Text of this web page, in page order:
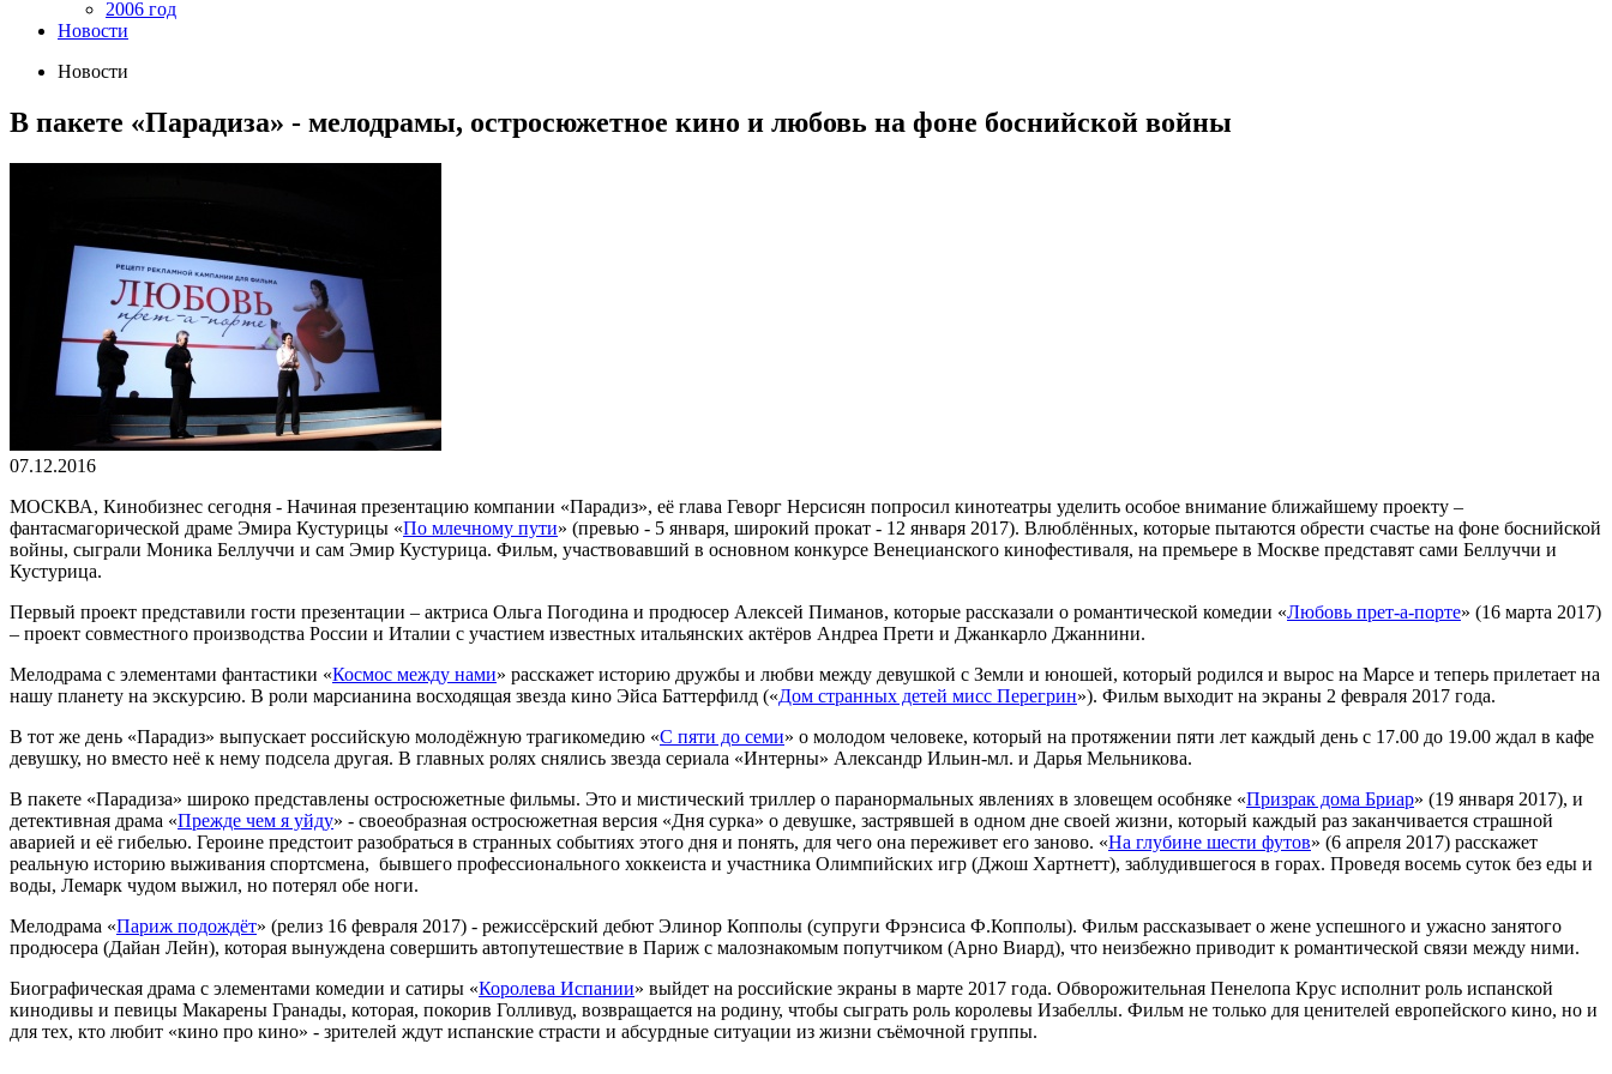
2006 год
Новости
Новости
В пакете «Парадиза» - мелодрамы, остросюжетное кино и любовь на фоне боснийской войны
07.12.2016
МОСКВА, Кинобизнес сегодня - Начиная презентацию компании «Парадиз», её глава Геворг Нерсисян попросил кинотеатры уделить особое внимание ближайшему проекту –
фантасмагорической драме Эмира Кустурицы «По млечному пути» (превью - 5 января, широкий прокат - 12 января 2017). Влюблённых, которые пытаются обрести счастье на фоне боснийской
войны, сыграли Моника Беллуччи и сам Эмир Кустурица. Фильм, участвовавший в основном конкурсе Венецианского кинофестиваля, на премьере в Москве представят сами Беллуччи и
Кустурица.
Первый проект представили гости презентации – актриса Ольга Погодина и продюсер Алексей Пиманов, которые рассказали о романтической комедии «Любовь прет-а-порте» (16 марта 2017)
– проект совместного производства России и Италии с участием известных итальянских актёров Андреа Прети и Джанкарло Джаннини.
Мелодрама с элементами фантастики «Космос между нами» расскажет историю дружбы и любви между девушкой с Земли и юношей, который родился и вырос на Марсе и теперь прилетает на
нашу планету на экскурсию. В роли марсианина восходящая звезда кино Эйса Баттерфилд («Дом странных детей мисс Перегрин»). Фильм выходит на экраны 2 февраля 2017 года.
В тот же день «Парадиз» выпускает российскую молодёжную трагикомедию «С пяти до семи» о молодом человеке, который на протяжении пяти лет каждый день с 17.00 до 19.00 ждал в кафе
девушку, но вместо неё к нему подсела другая. В главных ролях снялись звезда сериала «Интерны» Александр Ильин-мл. и Дарья Мельникова.
В пакете «Парадиза» широко представлены остросюжетные фильмы. Это и мистический триллер о паранормальных явлениях в зловещем особняке «Призрак дома Бриар» (19 января 2017), и
детективная драма «Прежде чем я уйду» - своеобразная остросюжетная версия «Дня сурка» о девушке, застрявшей в одном дне своей жизни, который каждый раз заканчивается страшной
аварией и её гибелью. Героине предстоит разобраться в странных событиях этого дня и понять, для чего она переживет его заново. «На глубине шести футов» (6 апреля 2017) расскажет
реальную историю выживания спортсмена, бывшего профессионального хоккеиста и участника Олимпийских игр (Джош Хартнетт), заблудившегося в горах. Проведя восемь суток без еды и
воды, Лемарк чудом выжил, но потерял обе ноги.
Мелодрама «Париж подождёт» (релиз 16 февраля 2017) - режиссёрский дебют Элинор Копполы (супруги Фрэнсиса Ф.Копполы). Фильм рассказывает о жене успешного и ужасно занятого
продюсера (Дайан Лейн), которая вынуждена совершить автопутешествие в Париж с малознакомым попутчиком (Арно Виард), что неизбежно приводит к романтической связи между ними.
Биографическая драма с элементами комедии и сатиры «Королева Испании» выйдет на российские экраны в марте 2017 года. Обворожительная Пенелопа Крус исполнит роль испанской
кинодивы и певицы Макарены Гранады, которая, покорив Голливуд, возвращается на родину, чтобы сыграть роль королевы Изабеллы. Фильм не только для ценителей европейского кино, но и
для тех, кто любит «кино про кино» - зрителей ждут испанские страсти и абсурдные ситуации из жизни съёмочной группы.